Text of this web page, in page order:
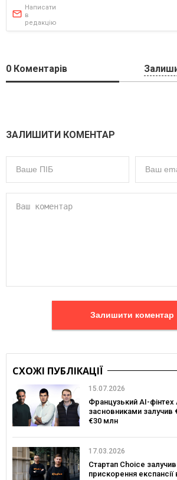
Написати
в
редакцію
0 Коментарів
ЗАЛИШИТИ КОМЕНТАР
Залишити коментар
СХОЖІ ПУБЛІКАЦІЇ
15.07.2026
Французький AI-фінтех
засновниками залучив
€30 млн
17.03.2026
Стартап Choice
прискорення експансії